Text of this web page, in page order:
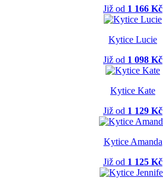
Již od 1 166 Kč
Kytice Lucie
Již od 1 098 Kč
Kytice Kate
Již od 1 129 Kč
Kytice Amanda
Již od 1 125 Kč